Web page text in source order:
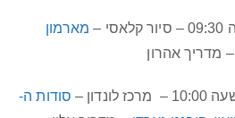
מארמון
– מדריך אהרון
סודות ה-